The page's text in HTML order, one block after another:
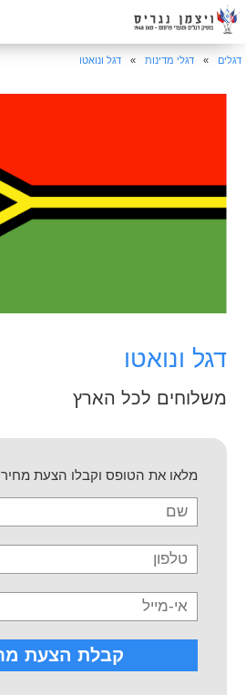
דגלים » דגלי מדינות » דגל ונואטו
דגל ונואטו
משלוחים לכל הארץ
מלאו את הטופס וקבלו הצעת מחיר